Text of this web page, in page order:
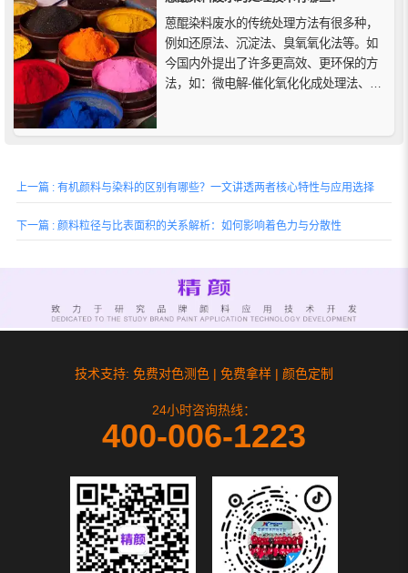
蒽醌染料废水的传统处理方法有很多种，
例如还原法、沉淀法、臭氧氧化法等。如
今国内外提出了许多更高效、更环保的方
法，如：微电解-催化氧化化成处理法、双
上一篇 : 有机颜料与染料的区别有哪些？一文讲透两者核心特性与应用选择
下一篇 : 颜料粒径与比表面积的关系解析：如何影响着色力与分散性
技术支持: 免费对色测色 | 免费拿样 | 颜色定制
24小时咨询热线：
400-006-1223